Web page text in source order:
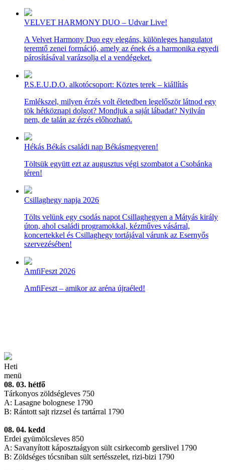
VELVET HARMONY DUO – Udvar Live!
A Velvet Harmony Duo egy elegáns, különleges hangulatot
teremtő zenei formáció, amely az ének és a harmonika egyedi
párosításával varázsolja el a vendégeket.
P.S.E.U.D.O. alkotócsoport: Köztes terek – kiállítás
Emlékszel, milyen érzés volt életedben legelőször látnod egy
tök hétköznapi dolgot? Mondjuk a saját lábadat? Nyilván
nem, de talán az érzés előhozható.
Hékás Békás családi nap Békásmegyeren!
Töltsük együtt ezt az augusztus végi szombatot a Csobánka
téren!
Csillaghegy napja 2026
Tölts velünk egy csodás napot Csillaghegyen a Mátyás király
úton, ahol családi programokkal, kézműves vásárral,
koncertekkel és Csillaghegy tortájával várunk az Esernyős
szervezésében!
AmfiFeszt 2026
AmfiFeszt – amikor az aréna újraéled!
Heti
menü
08. 03. hétfő
Tárkonyos zöldségleves 750
A: Lasagne bolognese 1790
B: Rántott sajt rizzsel és tartárral 1790
08. 04. kedd
Erdei gyümölcsleves 850
A: Savanyított káposztaágyon sült csirkecomb gerslivel 1790
B: Zöldséges tócsniban sült sertésszelet, rizi-bizi 1790